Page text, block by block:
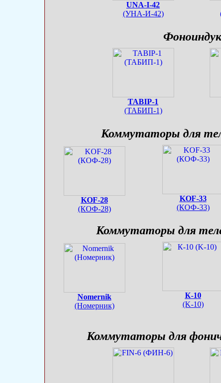
UNA-I-42
(УНА-И-42)
TABIP-1
(ТАБИП-1)
Коммутаторы для
KOF-28
(КОФ-28)
KOF-33
(КОФ-33)
Коммутаторы для
Nomernik
(Номерник)
К-10
(K-10)
Коммутаторы для